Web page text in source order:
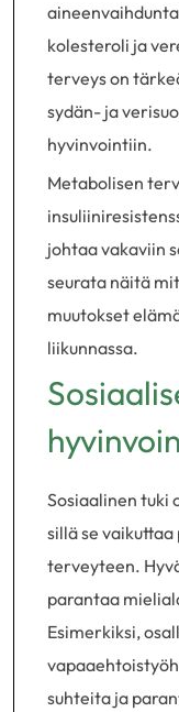
kolesteroli ja
terveys on
sydän- ja
hyvinvointiin.
Metabolisen
johtaa vakaviin
seurata näitä
muutokset
liikunnassa.
Sosiaalinen tuki
sillä se
terveyteen.
parantaa
Esimerkiksi,
suhteita ja